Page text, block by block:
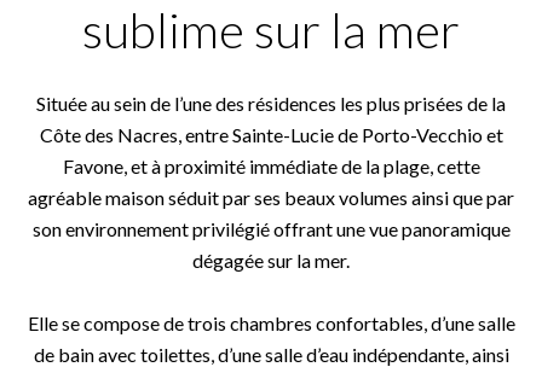
sublime sur la mer
Située au sein de l’une des résidences les plus prisées de la
Côte des Nacres, entre Sainte-Lucie de Porto-Vecchio et
Favone, et à proximité immédiate de la plage, cette
agréable maison séduit par ses beaux volumes ainsi que par
son environnement privilégié offrant une vue panoramique
dégagée sur la mer.
Elle se compose de trois chambres confortables, d’une salle
de bain avec toilettes, d’une salle d’eau indépendante, ainsi